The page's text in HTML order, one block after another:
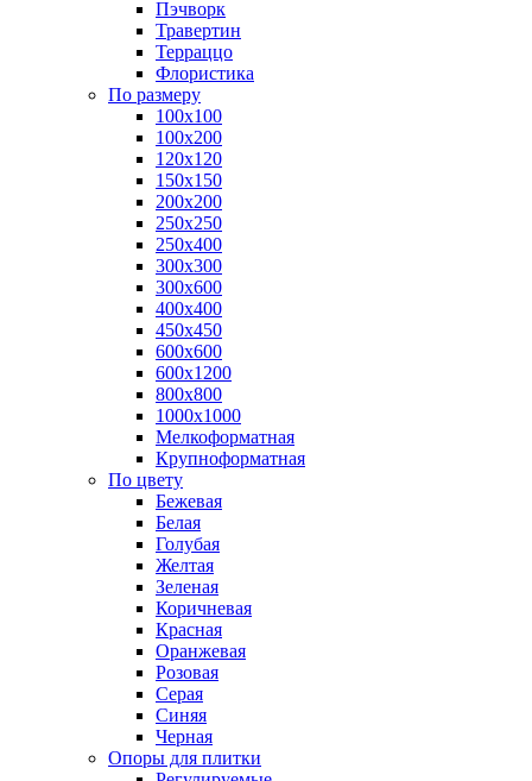
Пэчворк
Травертин
Терраццо
Флористика
По размеру
100х100
100х200
120х120
150х150
200х200
250х250
250х400
300х300
300х600
400х400
450х450
600х600
600х1200
800х800
1000х1000
Мелкоформатная
Крупноформатная
По цвету
Бежевая
Белая
Голубая
Желтая
Зеленая
Коричневая
Красная
Оранжевая
Розовая
Серая
Синяя
Черная
Опоры для плитки